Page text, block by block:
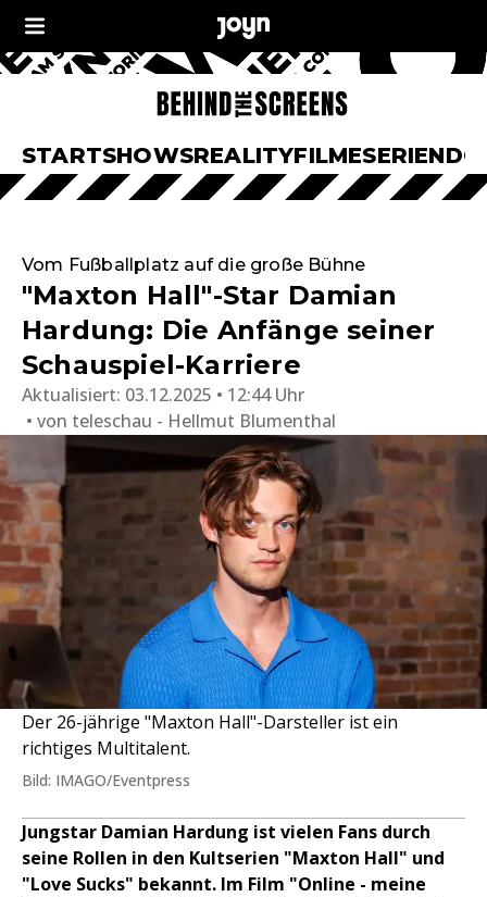
STARTSHOWSREALITYFILMESERIEN
Vom Fußballplatz auf die große Bühne
"Maxton Hall"-Star Damian
Hardung: Die Anfänge seiner
Schauspiel-Karriere
Aktualisiert: 03.12.2025 • 12:44 Uhr
von teleschau - Hellmut Blumenthal
Der 26-jährige "Maxton Hall"-Darsteller ist ein
richtiges Multitalent.
Bild: IMAGO/Eventpress
Jungstar Damian Hardung ist vielen Fans durch
seine Rollen in den Kultserien "Maxton Hall" und
"Love Sucks" bekannt. Im Film "Online - meine